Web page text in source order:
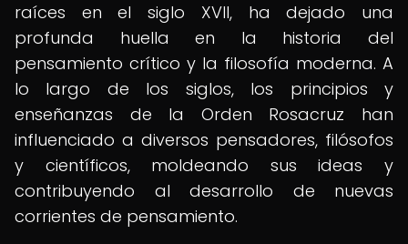
raíces en el siglo XVII, ha dejado una
profunda huella en la historia del
pensamiento crítico y la filosofía moderna. A
lo largo de los siglos, los principios y
enseñanzas de la Orden Rosacruz han
influenciado a diversos pensadores, filósofos
y científicos, moldeando sus ideas y
contribuyendo al desarrollo de nuevas
corrientes de pensamiento.